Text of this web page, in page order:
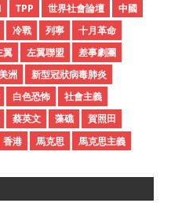
TPP 世界社會論壇
中國
冷戰 列寧
十月革命
翼 左翼聯盟
差事劇團
洲
新型冠狀病毒肺炎
白色恐怖
社會主義
蔡英文 藻礁
賀照田
香港 馬克思 馬克思主義